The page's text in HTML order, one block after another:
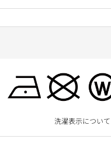
洗濯表示について